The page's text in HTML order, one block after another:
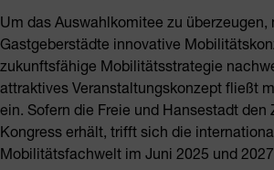
Um das Auswahlkomitee zu überzeugen,
Gastgeberstädte innovative
zukunftsfähige Mobilitätsstrategie
attraktives Veranstaltungskonzept fließt
ein. Sofern die Freie und Hansestadt den
Kongress erhält, trifft sich die
Mobilitätsfachwelt im Juni 2025 und